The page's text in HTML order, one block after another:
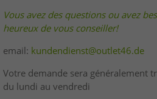
Vous avez des questions ou avez
heureux de vous conseiller!
email: kundendienst@outlet46.de
Votre demande sera généralement
du lundi au vendredi